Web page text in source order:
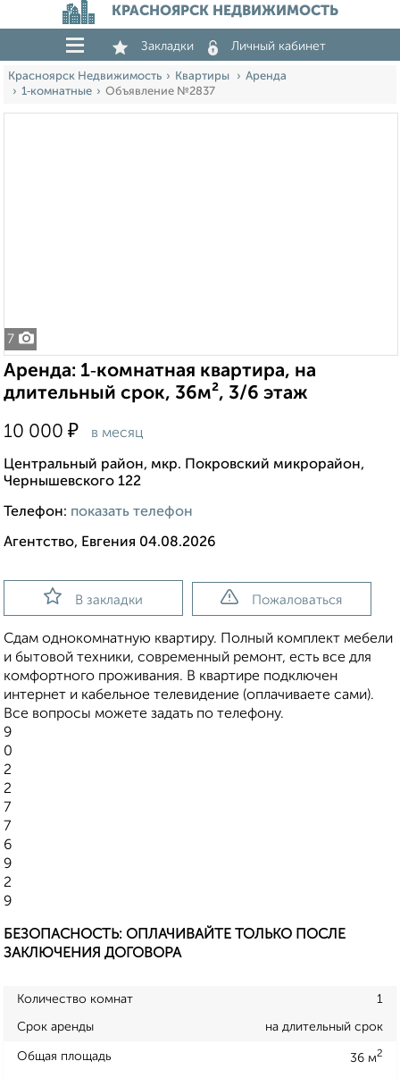
КРАСНОЯРСК НЕДВИЖИМОСТЬ
Закладки Личный кабинет
Красноярск Недвижимость Квартиры
Аренда
1‑комнатные
Объявление №2837
7
Аренда: 1‑комнатная квартира, на
длительный срок, 36м², 3/6 этаж
10 000 ₽ в месяц
Центральный район, мкр. Покровский микрорайон,
Чернышевского 122
Телефон: показать телефон
Агентство, Евгения 04.08.2026
В закладки Пожаловаться
Сдам однокомнатную квартиру. Полный комплект мебели
и бытовой техники, современный ремонт, есть все для
комфортного проживания. В квартире подключен
интернет и кабельное телевидение (оплачиваете сами).
Все вопросы можете задать по телефону.
9
0
2
2
7
7
6
9
2
9
БЕЗОПАСНОСТЬ: ОПЛАЧИВАЙТЕ ТОЛЬКО ПОСЛЕ
ЗАКЛЮЧЕНИЯ ДОГОВОРА
Количество комнат 1
Срок аренды на длительный срок
Общая площадь 36 м2